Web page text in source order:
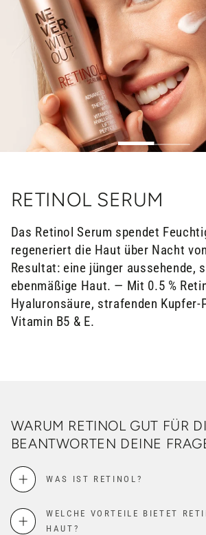
RETINOL SERUM
Das Retinol Serum spendet
regeneriert die Haut über Nacht
Resultat: eine jünger aussehende,
ebenmäßige Haut. — Mit 0.5 %
Hyaluronsäure, strafenden Kupfer-
Vitamin B5 & E.
WARUM RETINOL GUT FÜR
BEANTWORTEN DEINE
WAS IST RETINOL?
WELCHE VORTEILE BIETET
HAUT?